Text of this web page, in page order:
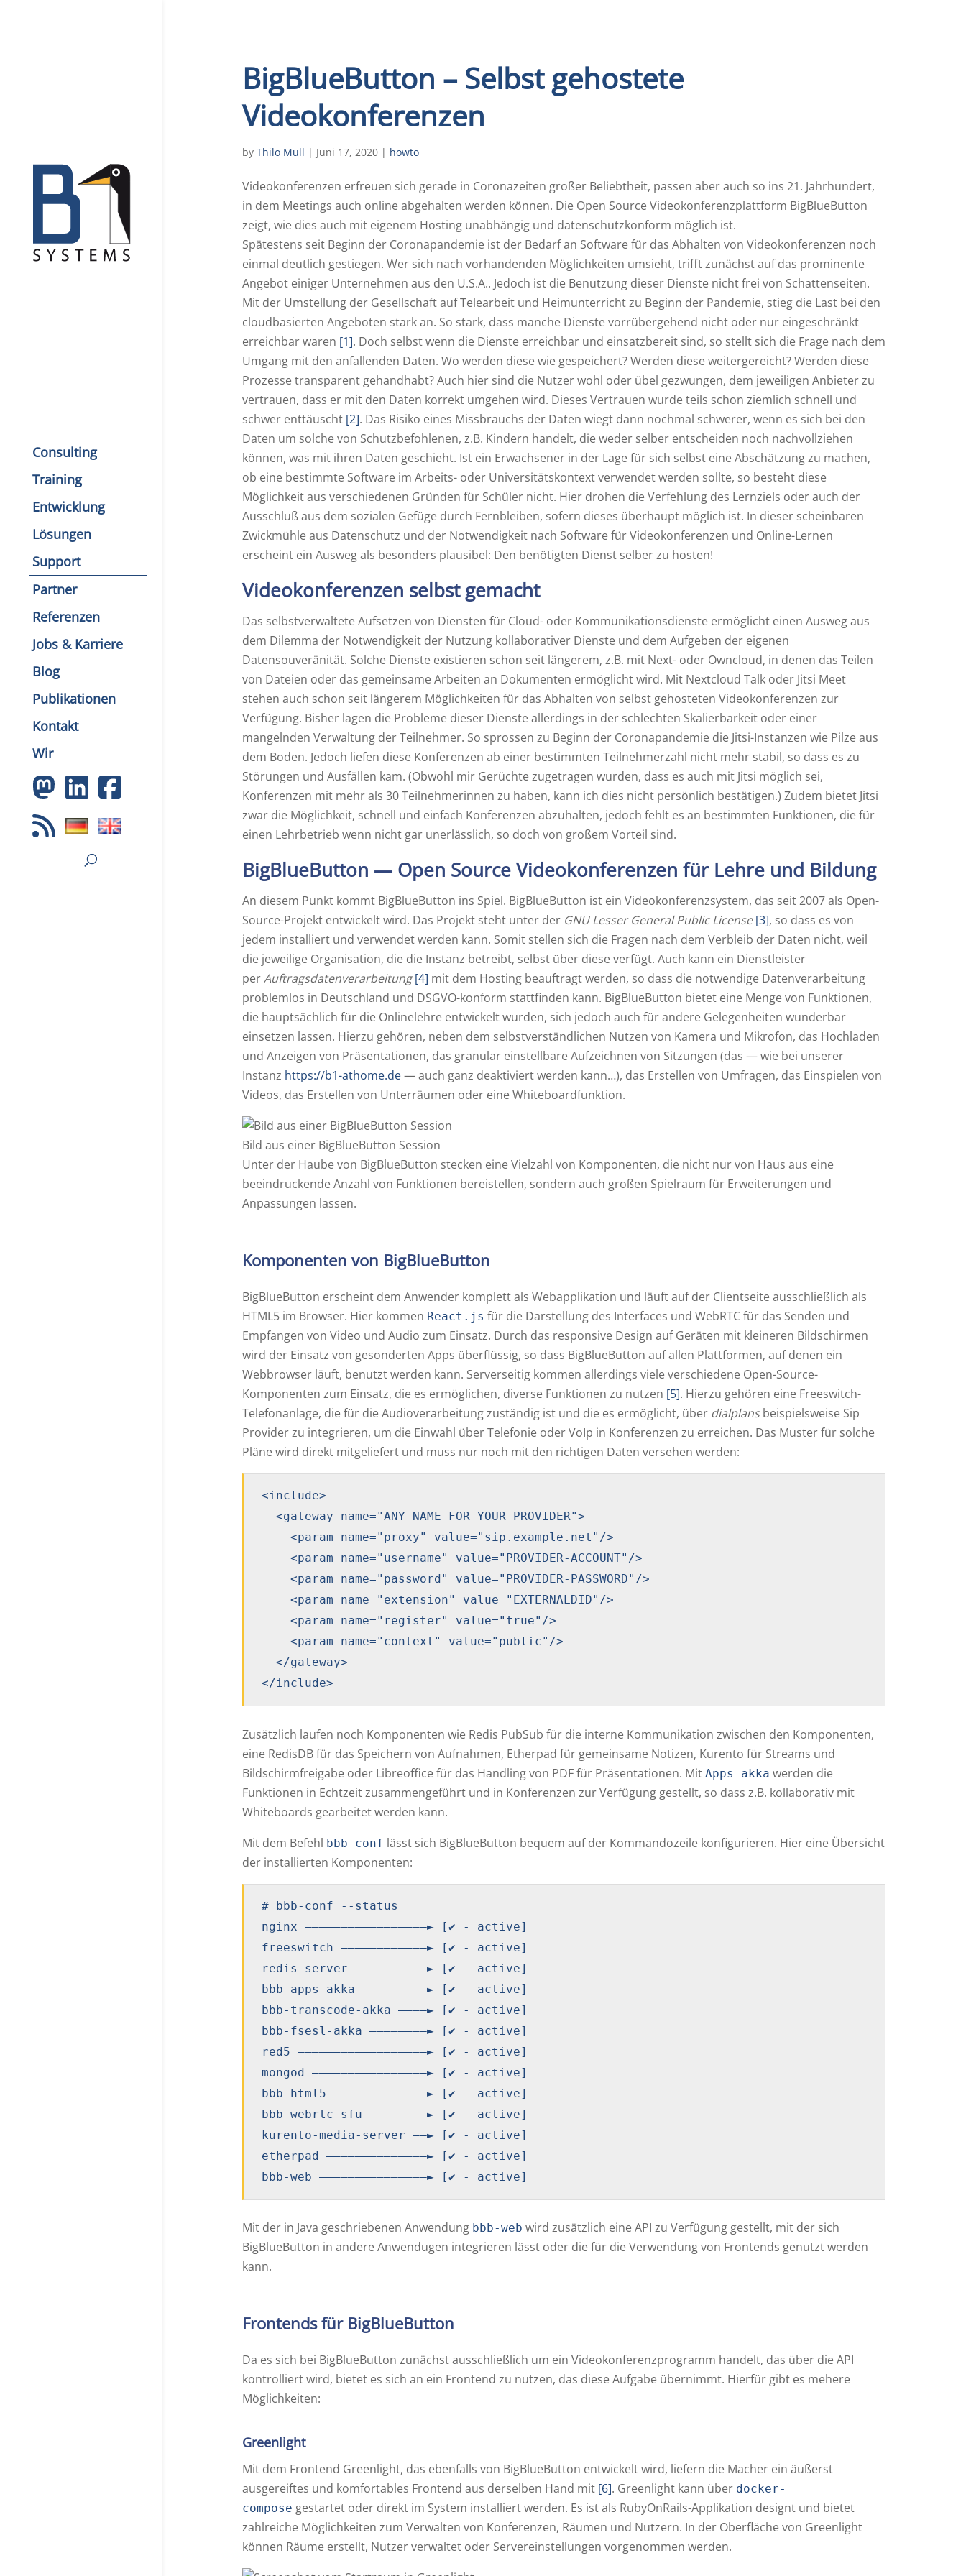
Consulting
Training
Entwicklung
Lösungen
Support
Partner
Referenzen
Jobs & Karriere
Blog
Publikationen
Kontakt
Wir
BigBlueButton – Selbst gehostete
Videokonferenzen
by Thilo Mull | Juni 17, 2020| howto
Videokonferenzen erfreuen sich gerade in Coronazeiten großer Beliebtheit, passen aber auch so ins 21. Jahrhundert,
in dem Meetings auch online abgehalten werden können. Die Open Source Videokonferenzplattform BigBlueButton
zeigt, wie dies auch mit eigenem Hosting unabhängig und datenschutzkonform möglich ist.
Spätestens seit Beginn der Coronapandemie ist der Bedarf an Software für das Abhalten von Videokonferenzen noch
einmal deutlich gestiegen. Wer sich nach vorhandenden Möglichkeiten umsieht, trifft zunächst auf das prominente
Angebot einiger Unternehmen aus den U.S.A.. Jedoch ist die Benutzung dieser Dienste nicht frei von Schattenseiten.
Mit der Umstellung der Gesellschaft auf Telearbeit und Heimunterricht zu Beginn der Pandemie, stieg die Last bei den
cloudbasierten Angeboten stark an. So stark, dass manche Dienste vorrübergehend nicht oder nur eingeschränkt
erreichbar waren [1]. Doch selbst wenn die Dienste erreichbar und einsatzbereit sind, so stellt sich die Frage nach dem
Umgang mit den anfallenden Daten. Wo werden diese wie gespeichert? Werden diese weitergereicht? Werden diese
Prozesse transparent gehandhabt? Auch hier sind die Nutzer wohl oder übel gezwungen, dem jeweiligen Anbieter zu
vertrauen, dass er mit den Daten korrekt umgehen wird. Dieses Vertrauen wurde teils schon ziemlich schnell und
schwer enttäuscht [2]. Das Risiko eines Missbrauchs der Daten wiegt dann nochmal schwerer, wenn es sich bei den
Daten um solche von Schutzbefohlenen, z.B. Kindern handelt, die weder selber entscheiden noch nachvollziehen
können, was mit ihren Daten geschieht. Ist ein Erwachsener in der Lage für sich selbst eine Abschätzung zu machen,
ob eine bestimmte Software im Arbeits- oder Universitätskontext verwendet werden sollte, so besteht diese
Möglichkeit aus verschiedenen Gründen für Schüler nicht. Hier drohen die Verfehlung des Lernziels oder auch der
Ausschluß aus dem sozialen Gefüge durch Fernbleiben, sofern dieses überhaupt möglich ist. In dieser scheinbaren
Zwickmühle aus Datenschutz und der Notwendigkeit nach Software für Videokonferenzen und Online-Lernen
erscheint ein Ausweg als besonders plausibel: Den benötigten Dienst selber zu hosten!
Videokonferenzen selbst gemacht
Das selbstverwaltete Aufsetzen von Diensten für Cloud- oder Kommunikationsdienste ermöglicht einen Ausweg aus
dem Dilemma der Notwendigkeit der Nutzung kollaborativer Dienste und dem Aufgeben der eigenen
Datensouveränität. Solche Dienste existieren schon seit längerem, z.B. mit Next- oder Owncloud, in denen das Teilen
von Dateien oder das gemeinsame Arbeiten an Dokumenten ermöglicht wird. Mit Nextcloud Talk oder Jitsi Meet
stehen auch schon seit längerem Möglichkeiten für das Abhalten von selbst gehosteten Videokonferenzen zur
Verfügung. Bisher lagen die Probleme dieser Dienste allerdings in der schlechten Skalierbarkeit oder einer
mangelnden Verwaltung der Teilnehmer. So sprossen zu Beginn der Coronapandemie die Jitsi-Instanzen wie Pilze aus
dem Boden. Jedoch liefen diese Konferenzen ab einer bestimmten Teilnehmerzahl nicht mehr stabil, so dass es zu
Störungen und Ausfällen kam. (Obwohl mir Gerüchte zugetragen wurden, dass es auch mit Jitsi möglich sei,
Konferenzen mit mehr als 30 Teilnehmerinnen zu haben, kann ich dies nicht persönlich bestätigen.) Zudem bietet Jitsi
zwar die Möglichkeit, schnell und einfach Konferenzen abzuhalten, jedoch fehlt es an bestimmten Funktionen, die für
einen Lehrbetrieb wenn nicht gar unerlässlich, so doch von großem Vorteil sind.
BigBlueButton — Open Source Videokonferenzen für Lehre und Bildung
An diesem Punkt kommt BigBlueButton ins Spiel. BigBlueButton ist ein Videokonferenzsystem, das seit 2007 als Open-
Source-Projekt entwickelt wird. Das Projekt steht unter der GNU Lesser General Public License [3], so dass es von
jedem installiert und verwendet werden kann. Somit stellen sich die Fragen nach dem Verbleib der Daten nicht, weil
die jeweilige Organisation, die die Instanz betreibt, selbst über diese verfügt. Auch kann ein Dienstleister
perAuftragsdatenverarbeitung [4] mit dem Hosting beauftragt werden, so dass die notwendige Datenverarbeitung
problemlos in Deutschland und DSGVO-konform stattfinden kann. BigBlueButton bietet eine Menge von Funktionen,
die hauptsächlich für die Onlinelehre entwickelt wurden, sich jedoch auch für andere Gelegenheiten wunderbar
einsetzen lassen. Hierzu gehören, neben dem selbstverständlichen Nutzen von Kamera und Mikrofon, das Hochladen
und Anzeigen von Präsentationen, das granular einstellbare Aufzeichnen von Sitzungen (das — wie bei unserer
Instanz https://b1-athome.de— auch ganz deaktiviert werden kann…), das Erstellen von Umfragen, das Einspielen von
Videos, das Erstellen von Unterräumen oder eine Whiteboardfunktion.
Bild aus einer BigBlueButton Session
Unter der Haube von BigBlueButton stecken eine Vielzahl von Komponenten, die nicht nur von Haus aus eine
beeindruckende Anzahl von Funktionen bereistellen, sondern auch großen Spielraum für Erweiterungen und
Anpassungen lassen.
Komponenten von BigBlueButton
BigBlueButton erscheint dem Anwender komplett als Webapplikation und läuft auf der Clientseite ausschließlich als
HTML5 im Browser. Hier kommen React.js für die Darstellung des Interfaces und WebRTC für das Senden und
Empfangen von Video und Audio zum Einsatz. Durch das responsive Design auf Geräten mit kleineren Bildschirmen
wird der Einsatz von gesonderten Apps überflüssig, so dass BigBlueButton auf allen Plattformen, auf denen ein
Webbrowser läuft, benutzt werden kann. Serverseitig kommen allerdings viele verschiedene Open-Source-
Komponenten zum Einsatz, die es ermöglichen, diverse Funktionen zu nutzen [5]. Hierzu gehören eine Freeswitch-
Telefonanlage, die für die Audioverarbeitung zuständig ist und die es ermöglicht, über dialplansbeispielsweise Sip
Provider zu integrieren, um die Einwahl über Telefonie oder VoIp in Konferenzen zu erreichen. Das Muster für solche
Pläne wird direkt mitgeliefert und muss nur noch mit den richtigen Daten versehen werden:
<include>
  <gateway name="ANY-NAME-FOR-YOUR-PROVIDER">
    <param name="proxy" value="sip.example.net"/>
    <param name="username" value="PROVIDER-ACCOUNT"/>
    <param name="password" value="PROVIDER-PASSWORD"/>
    <param name="extension" value="EXTERNALDID"/>
    <param name="register" value="true"/>
    <param name="context" value="public"/>
  </gateway>
</include>
Zusätzlich laufen noch Komponenten wie Redis PubSub für die interne Kommunikation zwischen den Komponenten,
eine RedisDB für das Speichern von Aufnahmen, Etherpad für gemeinsame Notizen, Kurento für Streams und
Bildschirmfreigabe oder Libreoffice für das Handling von PDF für Präsentationen. Mit Apps akka werden die
Funktionen in Echtzeit zusammengeführt und in Konferenzen zur Verfügung gestellt, so dass z.B. kollaborativ mit
Whiteboards gearbeitet werden kann.
Mit dem Befehl bbb-conf lässt sich BigBlueButton bequem auf der Kommandozeile konfigurieren. Hier eine Übersicht
der installierten Komponenten:
# bbb-conf --status
nginx —————————————————► [✔ - active]
freeswitch ————————————► [✔ - active]
redis-server ——————————► [✔ - active]
bbb-apps-akka —————————► [✔ - active]
bbb-transcode-akka ————► [✔ - active]
bbb-fsesl-akka ————————► [✔ - active]
red5 ——————————————————► [✔ - active]
mongod ————————————————► [✔ - active]
bbb-html5 —————————————► [✔ - active]
bbb-webrtc-sfu ————————► [✔ - active]
kurento-media-server ——► [✔ - active]
etherpad ——————————————► [✔ - active]
Mit der in Java geschriebenen Anwendung bbb-web wird zusätzlich eine API zu Verfügung gestellt, mit der sich
BigBlueButton in andere Anwendugen integrieren lässt oder die für die Verwendung von Frontends genutzt werden
kann.
Frontends für BigBlueButton
Da es sich bei BigBlueButton zunächst ausschließlich um ein Videokonferenzprogramm handelt, das über die API
kontrolliert wird, bietet es sich an ein Frontend zu nutzen, das diese Aufgabe übernimmt. Hierfür gibt es mehere
Möglichkeiten:
Greenlight
Mit dem Frontend Greenlight, das ebenfalls von BigBlueButton entwickelt wird, liefern die Macher ein äußerst
ausgereiftes und komfortables Frontend aus derselben Hand mit [6]. Greenlight kann über docker-
compose gestartet oder direkt im System installiert werden. Es ist als RubyOnRails-Applikation designt und bietet
zahlreiche Möglichkeiten zum Verwalten von Konferenzen, Räumen und Nutzern. In der Oberfläche von Greenlight
können Räume erstellt, Nutzer verwaltet oder Servereinstellungen vorgenommen werden.